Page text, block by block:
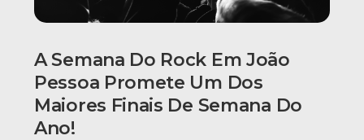
A Semana Do Rock Em João
Pessoa Promete Um Dos
Maiores Finais De Semana Do
Ano!